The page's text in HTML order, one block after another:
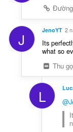
J JenoYT 2
Its
what so
Thu
L